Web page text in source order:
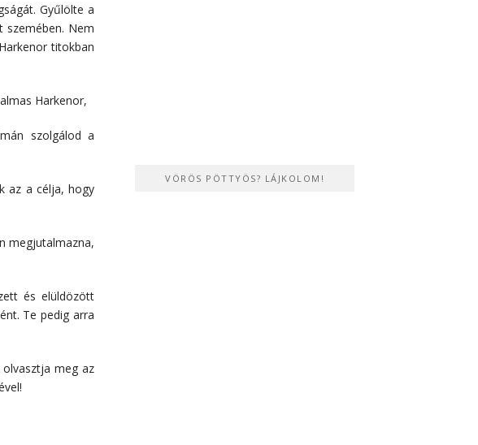
Gyűlölte a
szemében. Nem
titokban
Harkenor,
szolgálod a
az a célja, hogy
megjutalmazna,
és elüldözött
Te pedig arra
olvasztja meg az
VÖRÖS PÖTTYÖS? LÁJKOLOM!